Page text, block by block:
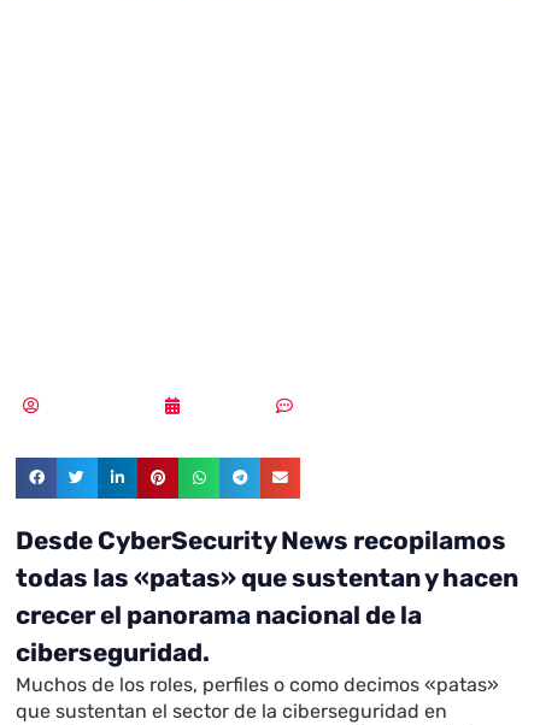
Desde CyberSecurity News recopilamos
todas las «patas» que sustentan y hacen
crecer el panorama nacional de la
ciberseguridad.
Muchos de los roles, perfiles o como decimos «patas»
que sustentan el sector de la ciberseguridad en